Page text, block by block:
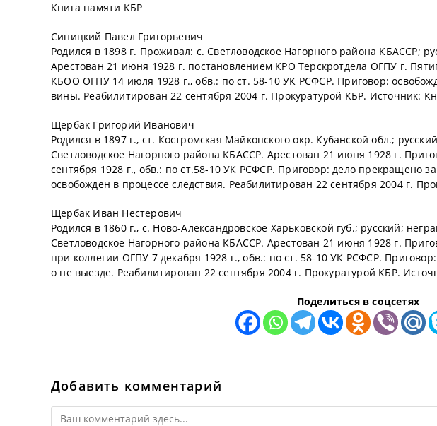
Книга памяти КБР
Синицкий Павел Григорьевич
Родился в 1898 г. Проживал: с. Светловодское Нагорного района КБАССР;
Арестован 21 июня 1928 г. постановлением КРО Терскротдела ОГПУ г.
КБОО ОГПУ 14 июля 1928 г., обв.: по ст. 58-10 УК РСФСР. Приговор:
вины. Реабилитирован 22 сентября 2004 г. Прокуратурой КБР. Источник:
Щербак Григорий Иванович
Родился в 1897 г., ст. Костромская Майкопского окр. Кубанской обл.;
Светловодское Нагорного района КБАССР. Арестован 21 июня 1928 г.
сентября 1928 г., обв.: по ст.58-10 УК РСФСР. Приговор: дело прекращено за
освобожден в процессе следствия. Реабилитирован 22 сентября 2004 г.
Щербак Иван Нестерович
Родился в 1860 г., с. Ново-Александровское Харьковской губ.; русский;
Светловодское Нагорного района КБАССР. Арестован 21 июня 1928 г.
при коллегии ОГПУ 7 декабря 1928 г., обв.: по ст. 58-10 УК РСФСР.
о не выезде. Реабилитирован 22 сентября 2004 г. Прокуратурой КБР.
Поделиться в соцсетях
Добавить комментарий